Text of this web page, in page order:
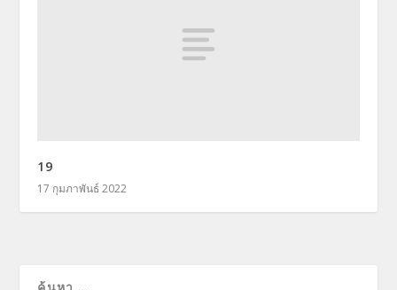
19
17 กุมภาพันธ์ 2022